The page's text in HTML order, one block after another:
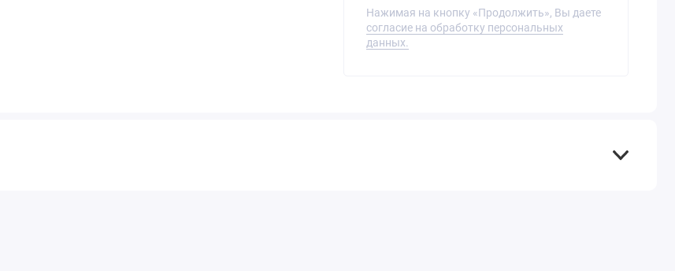
Нажимая на кнопку «Продолжить», Вы даете
согласие на обработку персональных
данных.